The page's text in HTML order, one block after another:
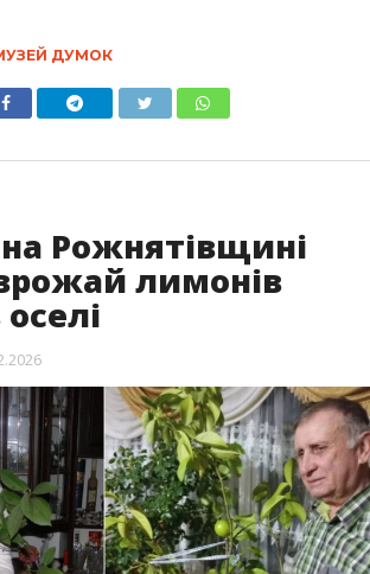
ДУМОК
Рожнятівщині
лимонів